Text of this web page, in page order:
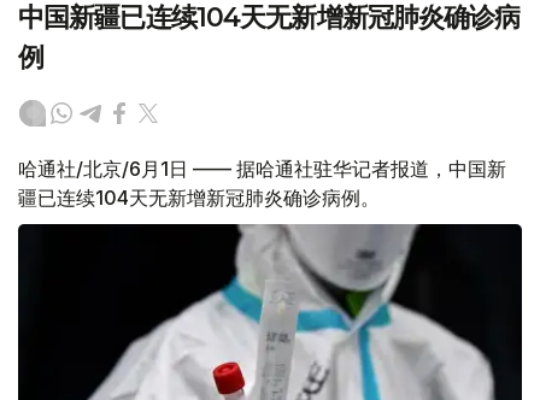
中国新疆已连续104天无新增新冠肺炎确诊病
例
哈通社/北京/6月1日 —— 据哈通社驻华记者报道，中国新
疆已连续104天无新增新冠肺炎确诊病例。